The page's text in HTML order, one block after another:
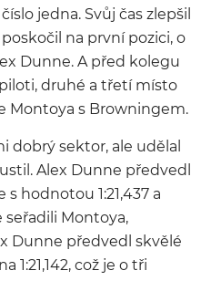
jedna. Svůj čas zlepšil
na první pozici, o
Dunne. A před kolegu
druhé a třetí místo
Montoya s Browningem.
dobrý sektor, ale udělal
Alex Dunne předvedl
hodnotou 1:21,437 a
seřadili Montoya,
Dunne předvedl skvělé
1:21,142, což je o tři